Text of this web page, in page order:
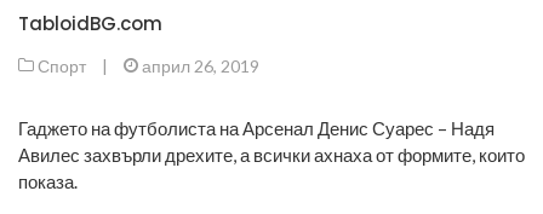
TabloidBG.com
Спорт | април 26, 2019
Гаджето на футболиста на Арсенал Денис Суарес – Надя
Авилес захвърли дрехите, а всички ахнаха от формите, които
показа.